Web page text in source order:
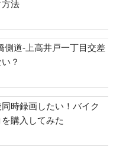
方法
側道-上高井戸一丁目交差
？
時録画したい！バイク
購入してみた